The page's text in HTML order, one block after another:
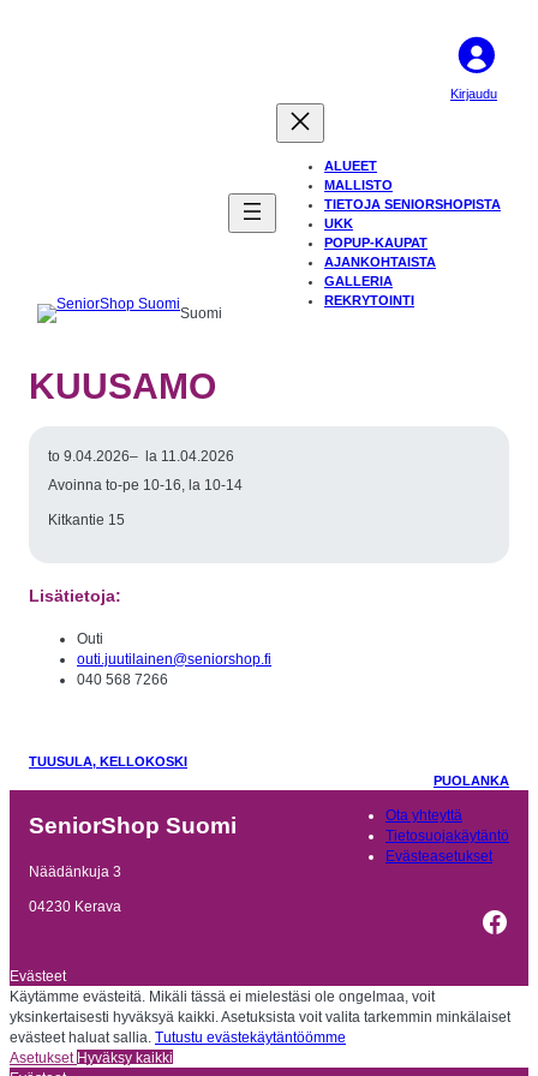
Suomi
Kirjaudu
ALUEET
MALLISTO
TIETOJA SENIORSHOPISTA
UKK
POPUP-KAUPAT
AJANKOHTAISTA
GALLERIA
REKRYTOINTI
KUUSAMO
to 9.04.2026– la 11.04.2026
Avoinna to-pe 10-16, la 10-14
Kitkantie 15
Lisätietoja:
Outi
outi.juutilainen@seniorshop.fi
040 568 7266
TUUSULA, KELLOKOSKI
PUOLANKA
SeniorShop Suomi
Näädänkuja 3
04230 Kerava
Ota yhteyttä
Tietosuojakäytäntö
Evästeasetukset
Evästeet
Käytämme evästeitä. Mikäli tässä ei mielestäsi ole ongelmaa, voit
yksinkertaisesti hyväksyä kaikki. Asetuksista voit valita tarkemmin minkälaiset
evästeet haluat sallia. Tutustu evästekäytäntöömme
Asetukset Hyväksy kaikki